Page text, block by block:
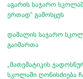
აგარის საჯარო
ერთად“ გამოსცეს
დამალის საჯარო
გაიმართა
„მათემატიკის
სკოლაში ღონისძიება